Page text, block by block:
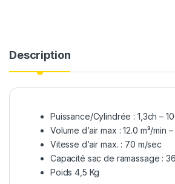
Description
Puissance/Cylindrée : 1,3ch –
Volume d’air max : 12.0 m³/min
Vitesse d’air max. : 70 m/sec
Capacité sac de ramassage :
Poids 4,5 Kg